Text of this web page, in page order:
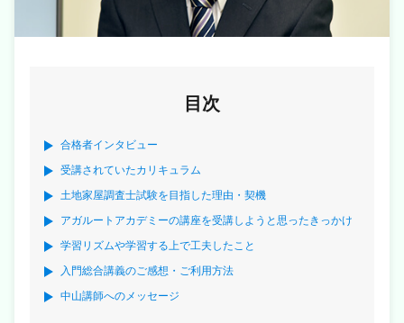
目次
合格者インタビュー
受講されていたカリキュラム
土地家屋調査士試験を目指した理由・契機
アガルートアカデミーの講座を受講しようと思ったきっかけ
学習リズムや学習する上で工夫したこと
入門総合講義のご感想・ご利用方法
中山講師へのメッセージ